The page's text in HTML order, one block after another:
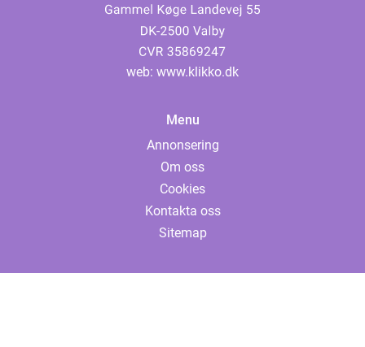
web: www.klikko.dk
Menu
Annonsering
Om oss
Cookies
Kontakta oss
Sitemap